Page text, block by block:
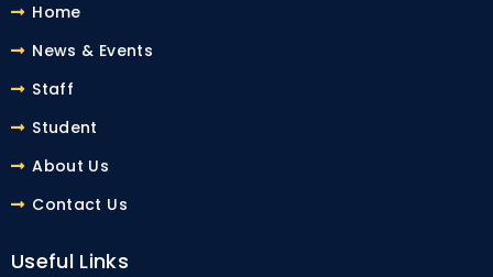
Home
News & Events
Staff
Student
About Us
Contact Us
Useful Links